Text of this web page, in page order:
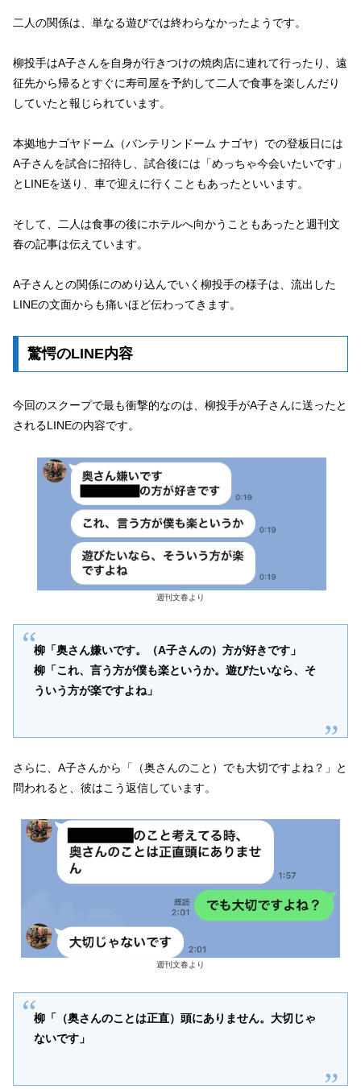
二人の関係は、単なる遊びでは終わらなかったようです。
柳投手はA子さんを自身が行きつけの焼肉店に連れて行ったり、遠
征先から帰るとすぐに寿司屋を予約して二人で食事を楽しんだり
していたと報じられています。
本拠地ナゴヤドーム（バンテリンドーム ナゴヤ）での登板日には
A子さんを試合に招待し、試合後には「めっちゃ今会いたいです」
とLINEを送り、車で迎えに行くこともあったといいます。
そして、二人は食事の後にホテルへ向かうこともあったと週刊文
春の記事は伝えています。
A子さんとの関係にのめり込んでいく柳投手の様子は、流出した
LINEの文面からも痛いほど伝わってきます。
驚愕のLINE内容
今回のスクープで最も衝撃的なのは、柳投手がA子さんに送ったと
されるLINEの内容です。
週刊文春より
柳「奥さん嫌いです。（A子さんの）方が好きです」
柳「これ、言う方が僕も楽というか。遊びたいなら、そ
ういう方が楽ですよね」
さらに、A子さんから「（奥さんのこと）でも大切ですよね？」と
問われると、彼はこう返信しています。
週刊文春より
柳「（奥さんのことは正直）頭にありません。大切じゃ
ないです」